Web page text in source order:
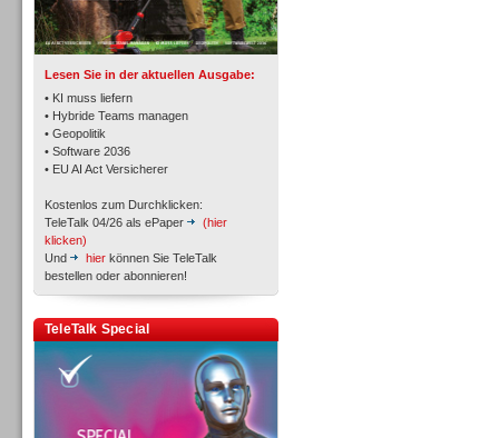
Lesen Sie in der aktuellen Ausgabe:
• KI muss liefern
• Hybride Teams managen
• Geopolitik
• Software 2036
• EU AI Act Versicherer
Kostenlos zum Durchklicken:
TeleTalk 04/26 als ePaper
(hier
klicken)
Und
hier können Sie TeleTalk
bestellen oder abonnieren!
TeleTalk Special
TK- und ACD-Systeme
Workforce-Management